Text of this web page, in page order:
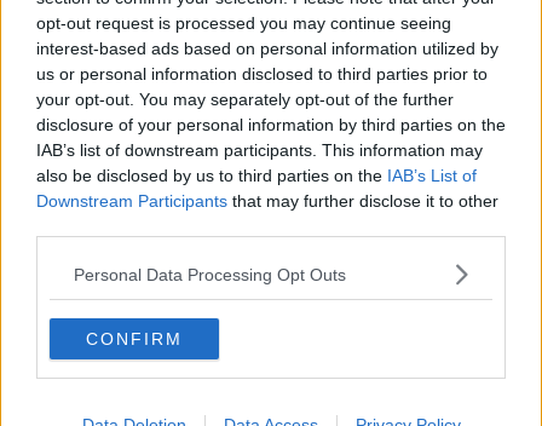
opt-out request is processed you may continue seeing
interest-based ads based on personal information utilized by
us or personal information disclosed to third parties prior to
your opt-out. You may separately opt-out of the further
disclosure of your personal information by third parties on the
IAB’s list of downstream participants. This information may
also be disclosed by us to third parties on the IAB’s List of
Downstream Participants that may further disclose it to other
Personal Data Processing Opt Outs
CONFIRM
Opskriftsinfo
Ret :Kager i form-